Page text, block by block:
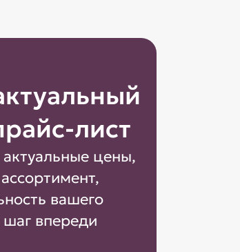
лист
актуальные цены,
вашего
шаг впереди